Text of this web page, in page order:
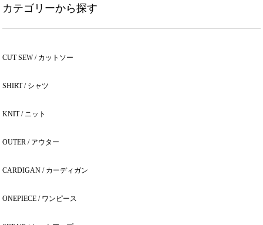
カテゴリーから探す
CUT SEW / カットソー
SHIRT / シャツ
KNIT / ニット
OUTER / アウター
CARDIGAN / カーディガン
ONEPIECE / ワンピース